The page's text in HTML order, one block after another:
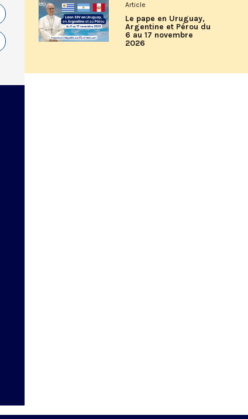
Article
Le pape en Uruguay,
Argentine et Pérou du
6 au 17 novembre
2026